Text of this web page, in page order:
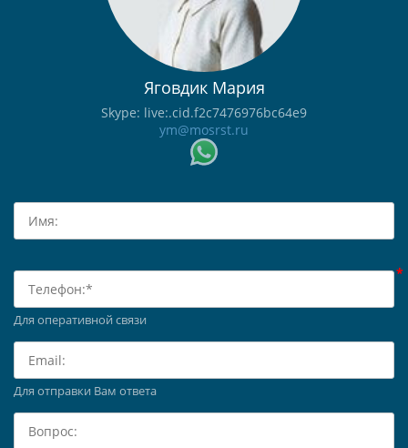
Яговдик Мария
Skype: live:.cid.f2c7476976bc64e9
ym@mosrst.ru
Для оперативной связи
Для отправки Вам ответа